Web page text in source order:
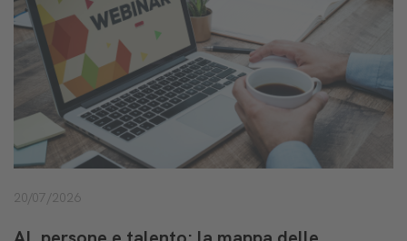
20/07/2026